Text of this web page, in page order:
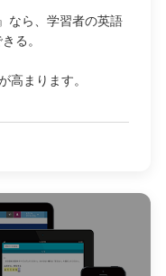
なら、学習者の英語
る。
高まります。